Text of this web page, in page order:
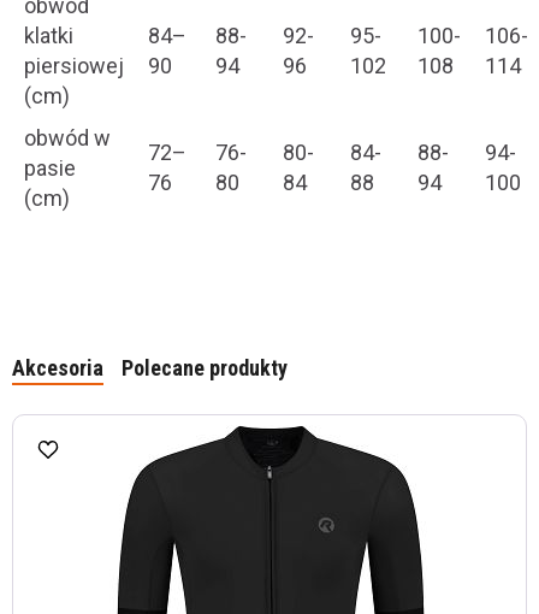
obwód
klatki
piersiowej
(cm)
84–
90
88-
94
92-
96
95-
102
100-
108
106-
114
obwód w
pasie
(cm)
72–
76
76-
80
80-
84
84-
88
88-
94
94-
100
Akcesoria Polecane produkty